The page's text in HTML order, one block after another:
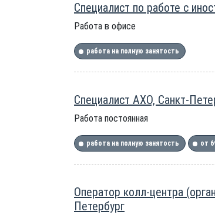
Специалист по работе с
Работа в офисе
работа на полную занятость
Специалист АХО, Санкт-
Работа постоянная
работа на полную занятость от
Оператор колл-центра
Петербург